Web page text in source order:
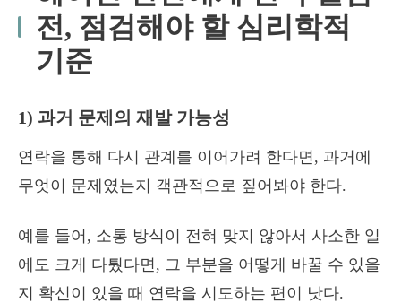
전, 점검해야 할 심리학적
기준
1) 과거 문제의 재발 가능성
연락을 통해 다시 관계를 이어가려 한다면, 과거에
무엇이 문제였는지 객관적으로 짚어봐야 한다.
예를 들어, 소통 방식이 전혀 맞지 않아서 사소한 일
에도 크게 다퉜다면, 그 부분을 어떻게 바꿀 수 있을
지 확신이 있을 때 연락을 시도하는 편이 낫다.